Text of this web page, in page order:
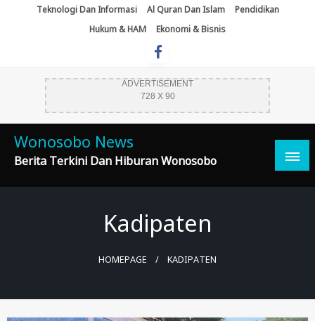
Teknologi Dan Informasi Al Quran Dan Islam
Pendidikan
Hukum & HAM
Ekonomi & Bisnis
ADVERTISEMENT
728 X 90
Wonosobo News
Berita Terkini Dan Hiburan Wonosobo
Kadipaten
HOMEPAGE KADIPATEN